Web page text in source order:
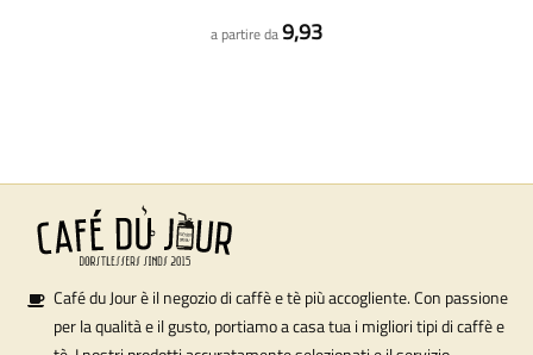
a partire da9,93
Café du Jour è il negozio di caffè e tè più accogliente. Con passione
per la qualità e il gusto, portiamo a casa tua i migliori tipi di caffè e